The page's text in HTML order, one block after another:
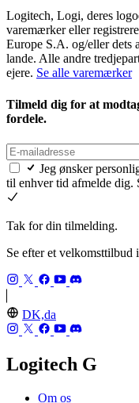
Logitech, Logi, deres
varemærker eller
Europe S.A. og/eller dets
lande. Alle andre
ejere. Se alle varemærker
Tilmeld dig for at
fordele.
Jeg ønsker
til enhver tid afmelde dig.
Tak for din tilmelding.
Se efter et velkomsttilbud
DK,da
Logitech G
Om os